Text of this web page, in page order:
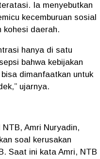
Ia menyebutkan
kecemburuan sosial
kohesi daerah.
hanya di satu
bahwa kebijakan
dimanfaatkan untuk
ujarnya.
Amri Nuryadin,
soal kerusakan
Saat ini kata Amri, NTB